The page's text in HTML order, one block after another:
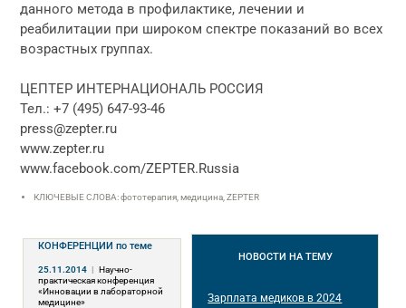
данного метода в профилактике, лечении и
реабилитации при широком спектре показаний во всех
возрастных группах.
ЦЕПТЕР ИНТЕРНАЦИОНАЛЬ РОССИЯ
Тел.: +7 (495) 647-93-46
press@zepter.ru
www.zepter.ru
www.facebook.com/ZEPTER.Russia
КЛЮЧЕВЫЕ СЛОВА: фототерапия, медицина, ZEPTER
КОНФЕРЕНЦИИпо теме
25.11.2014 | Научно-
практическая конференция
«Инновации в лабораторной
медицине»
НОВОСТИ НА ТЕМУ
Зарплата медиков в 2024